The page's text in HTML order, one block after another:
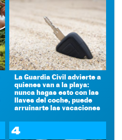
La Guardia Civil advierte a
quienes van a la playa:
nunca hagas esto con las
llaves del coche, puede
arruinarte las vacaciones
4